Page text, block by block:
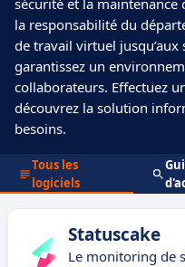
sécurité et la maintenance
la responsabilité du
de travail virtuel
garantissez un
collaborateurs. Effectuez
découvrez la solution
besoins.
Tous les
logiciels
Statuscake
Le monitoring de